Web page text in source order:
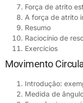
Força de atrito
A força de atrito
Resumo
Raciocínio de
Exercícios
Movimento
Introdução:
Medida de